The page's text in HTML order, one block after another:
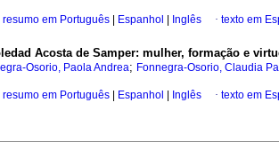
resumo em Português Espanhol Inglês · texto em
Acosta de Samper: mulher, formação e
Osorio, Paola Andrea; Fonnegra-Osorio, Claudia
resumo em Português Espanhol Inglês · texto em